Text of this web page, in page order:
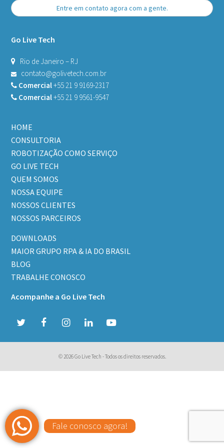
Entre em contato agora com a gente.
Go Live Tech
Rio de Janeiro – RJ
contato@golivetech.com.br
Comercial+55 21 9 9169-2317
Comercial+55 21 9 9561-9547
HOME
CONSULTORIA
ROBOTIZAÇÃO COMO SERVIÇO
GO LIVE TECH
QUEM SOMOS
NOSSA EQUIPE
NOSSOS CLIENTES
NOSSOS PARCEIROS
DOWNLOADS
MAIOR GRUPO RPA & IA DO BRASIL
BLOG
TRABALHE CONOSCO
Acompanhe a Go Live Tech
w
e
r
F
a
o
I
n
s
g
L
i
n
d
Y
o
u
b
© 2026 Go Live Tech - Todos os direitos reservados.
Fale conosco agora!